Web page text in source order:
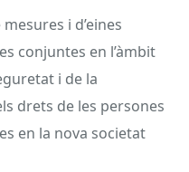
mesures i d’eines
conjuntes en l’àmbit
i de la
drets de les persones
en la nova societat